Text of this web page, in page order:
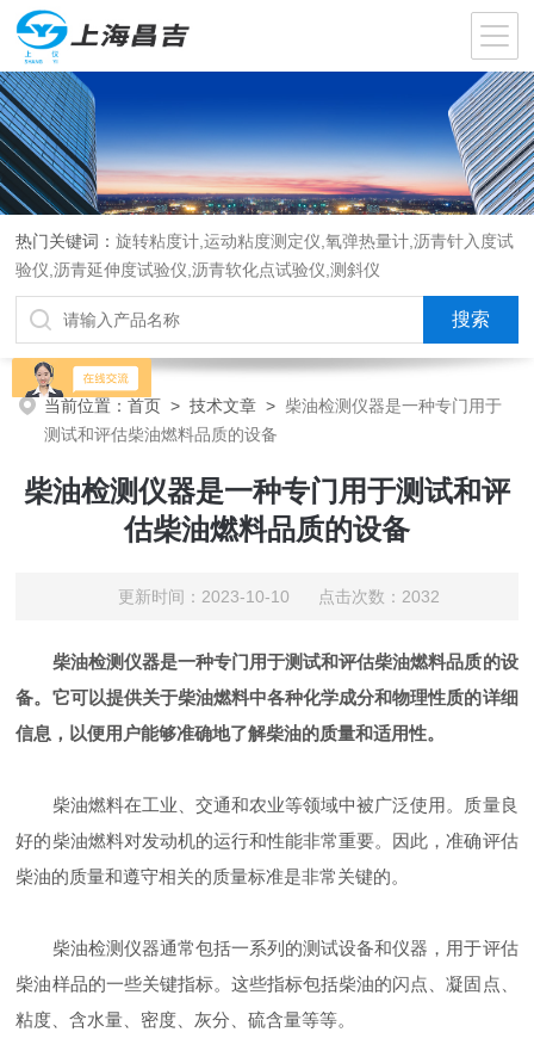
热门关键词：旋转粘度计,运动粘度测定仪,氧弹热量计,沥青针入度试
验仪,沥青延伸度试验仪,沥青软化点试验仪,测斜仪
当前位置：首页 >技术文章 > 柴油检测仪器是一种专门用于
测试和评估柴油燃料品质的设备
柴油检测仪器是一种专门用于测试和评
估柴油燃料品质的设备
更新时间：2023-10-10 点击次数：2032
柴油检测仪器是一种专门用于测试和评估柴油燃料品质的设
备。它可以提供关于柴油燃料中各种化学成分和物理性质的详细
信息，以便用户能够准确地了解柴油的质量和适用性。
柴油燃料在工业、交通和农业等领域中被广泛使用。质量良
好的柴油燃料对发动机的运行和性能非常重要。因此，准确评估
柴油的质量和遵守相关的质量标准是非常关键的。
柴油检测仪器通常包括一系列的测试设备和仪器，用于评估
柴油样品的一些关键指标。这些指标包括柴油的闪点、凝固点、
粘度、含水量、密度、灰分、硫含量等等。